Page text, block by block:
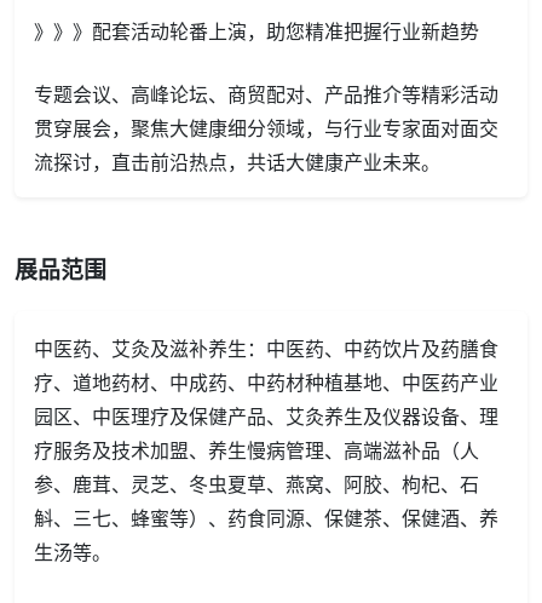
》》》配套活动轮番上演，助您精准把握行业新趋势
专题会议、高峰论坛、商贸配对、产品推介等精彩活动
贯穿展会，聚焦大健康细分领域，与行业专家面对面交
流探讨，直击前沿热点，共话大健康产业未来。
展品范围
中医药、艾灸及滋补养生：中医药、中药饮片及药膳食
疗、道地药材、中成药、中药材种植基地、中医药产业
园区、中医理疗及保健产品、艾灸养生及仪器设备、理
疗服务及技术加盟、养生慢病管理、高端滋补品（人
参、鹿茸、灵芝、冬虫夏草、燕窝、阿胶、枸杞、石
斛、三七、蜂蜜等）、药食同源、保健茶、保健酒、养
生汤等。